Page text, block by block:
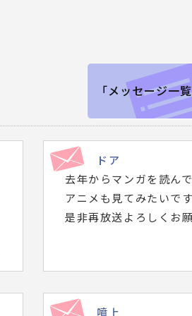
「メッセージ一
ドア
去年からマンガを読ん
アニメも見てみたいで
是非再放送よろしくお
噴上